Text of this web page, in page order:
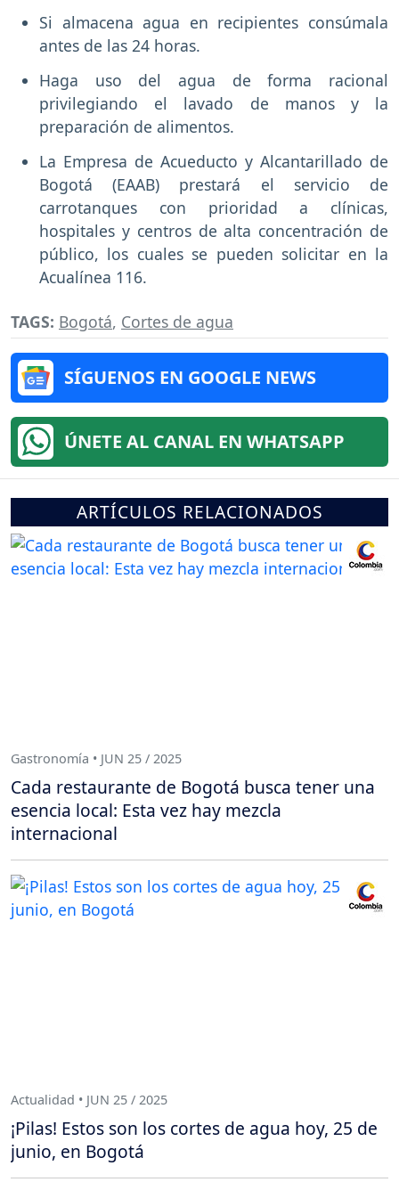
Si almacena agua en recipientes consúmala
antes de las 24 horas.
Haga uso del agua de forma racional
privilegiando el lavado de manos y la
preparación de alimentos.
La Empresa de Acueducto y Alcantarillado de
Bogotá (EAAB) prestará el servicio de
carrotanques con prioridad a clínicas,
hospitales y centros de alta concentración de
público, los cuales se pueden solicitar en la
Acualínea 116.
TAGS: Bogotá, Cortes de agua
SÍGUENOS EN GOOGLE NEWS
ÚNETE AL CANAL EN WHATSAPP
ARTÍCULOS RELACIONADOS
Gastronomía • JUN 25 / 2025
Cada restaurante de Bogotá busca tener una
esencia local: Esta vez hay mezcla
internacional
Actualidad • JUN 25 / 2025
¡Pilas! Estos son los cortes de agua hoy, 25 de
junio, en Bogotá